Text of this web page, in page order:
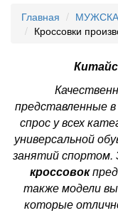
Главная
Кроссовки
представленные
спрос у всех
универсальной
занятий спортом.
кроссовок
также модели
которые